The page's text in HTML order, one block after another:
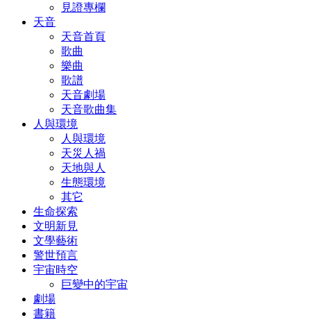
見證專欄
天音
天音首頁
歌曲
樂曲
歌譜
天音劇場
天音歌曲集
人與環境
人與環境
天災人禍
天地與人
生態環境
其它
生命探索
文明新見
文學藝術
警世預言
宇宙時空
巨變中的宇宙
劇場
書籍